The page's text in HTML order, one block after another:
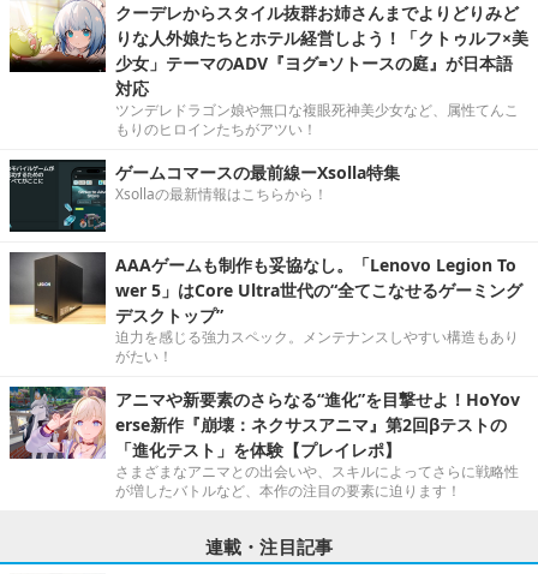
クーデレからスタイル抜群お姉さんまでよりどりみど
りな人外娘たちとホテル経営しよう！「クトゥルフ×美
少女」テーマのADV『ヨグ=ソトースの庭』が日本語
対応
ツンデレドラゴン娘や無口な複眼死神美少女など、属性てんこ
もりのヒロインたちがアツい！
ゲームコマースの最前線ーXsolla特集
Xsollaの最新情報はこちらから！
AAAゲームも制作も妥協なし。「Lenovo Legion To
wer 5」はCore Ultra世代の“全てこなせるゲーミング
デスクトップ”
迫力を感じる強力スペック。メンテナンスしやすい構造もあり
がたい！
アニマや新要素のさらなる“進化”を目撃せよ！HoYov
erse新作『崩壊：ネクサスアニマ』第2回βテストの
「進化テスト」を体験【プレイレポ】
さまざまなアニマとの出会いや、スキルによってさらに戦略性
が増したバトルなど、本作の注目の要素に迫ります！
連載・注目記事